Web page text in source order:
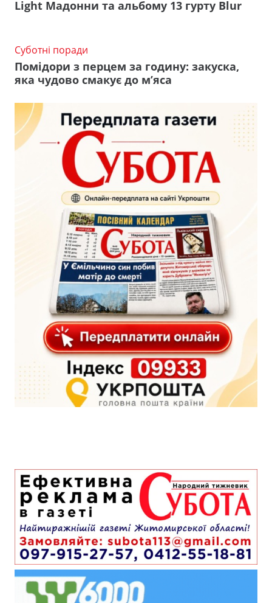
Light Мадонни та альбому 13 гурту Blur
Суботні поради
Помідори з перцем за годину: закуска,
яка чудово смакує до м’яса